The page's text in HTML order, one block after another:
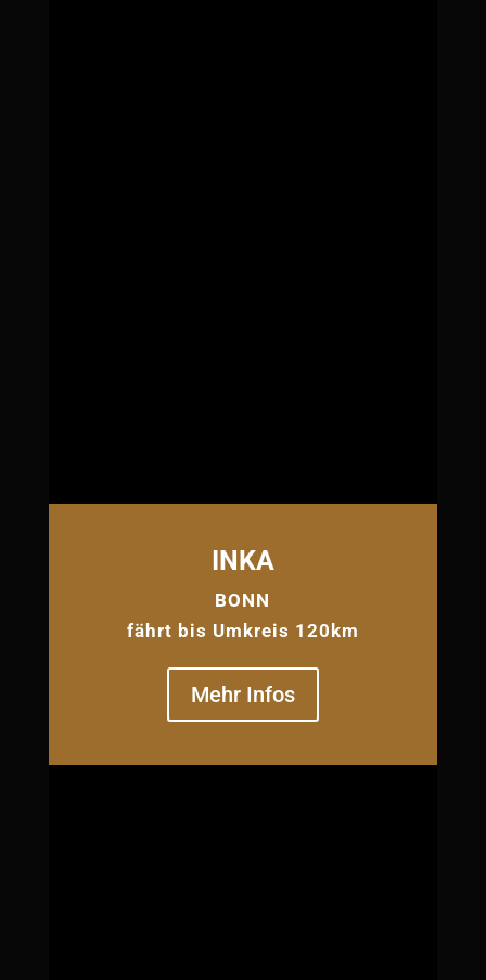
INKA
BONN
fährt bis Umkreis 120km
Mehr Infos